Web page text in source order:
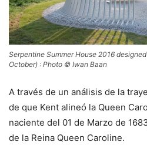
Serpentine Summer House 2016
October) : Photo © Iwan Baan
A través de un análisis de la
de que Kent alineó la Queen
naciente del 01 de Marzo de
de la Reina Queen Caroline.